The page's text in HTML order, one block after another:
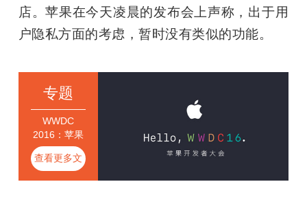
店。苹果在今天凌晨的发布会上声称，出于用
户隐私方面的考虑，暂时没有类似的功能。
专题
WWDC
2016：苹果
开发者大会
查看更多文
章